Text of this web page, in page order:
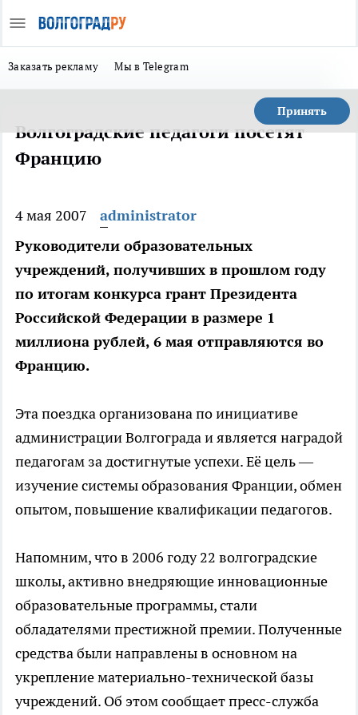
Заказать рекламу Мы в Telegram
Принять
Волгоградские педагоги посетят
Францию
4 мая 2007
administrator
Руководители образовательных
учреждений, получивших в прошлом году
по итогам конкурса грант Президента
Российской Федерации в размере 1
миллиона рублей, 6 мая отправляются во
Францию.
Эта поездка организована по инициативе
администрации Волгограда и является наградой
педагогам за достигнутые успехи. Её цель —
изучение системы образования Франции, обмен
опытом, повышение квалификации педагогов.
Напомним, что в 2006 году 22 волгоградские
школы, активно внедряющие инновационные
образовательные программы, стали
обладателями престижной премии. Полученные
средства были направлены в основном на
укрепление материально-технической базы
учреждений. Об этом сообщает пресс-служба